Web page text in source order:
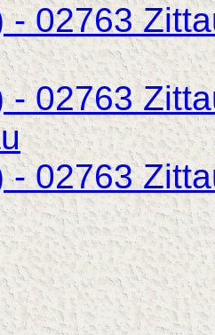
- 02763
- 02763
- 02763